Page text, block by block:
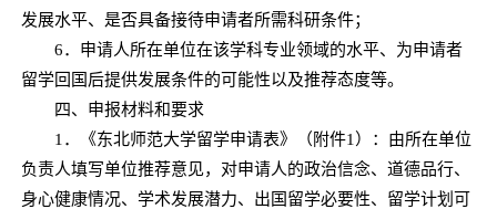
发展水平、是否具备接待申请者所需科研条件；
6．申请人所在单位在该学科专业领域的水平、为申请者
留学回国后提供发展条件的可能性以及推荐态度等。
四、申报材料和要求
1．《东北师范大学留学申请表》（附件1）：由所在单位
负责人填写单位推荐意见，对申请人的政治信念、道德品行、
身心健康情况、学术发展潜力、出国留学必要性、留学计划可